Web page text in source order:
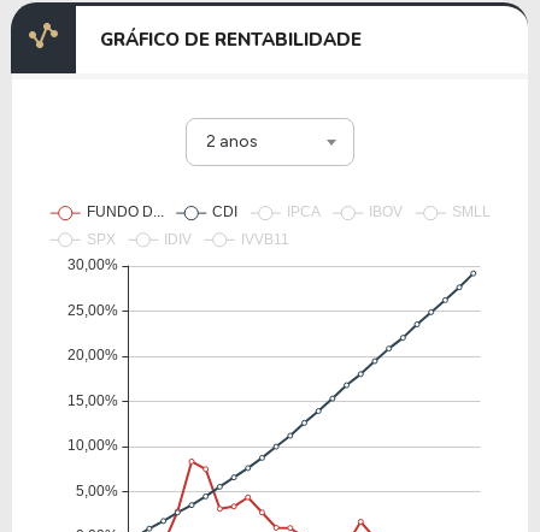
GRÁFICO DE RENTABILIDADE
2 anos